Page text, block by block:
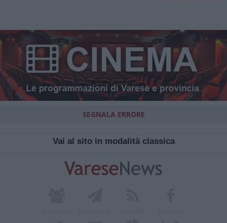
SEGNALA ERRORE
Vai al sito in modalità classica